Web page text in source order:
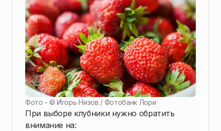
Фото - ©Игорь Низов / Фотобанк Лори
При выборе клубники нужно обратить
внимание на: